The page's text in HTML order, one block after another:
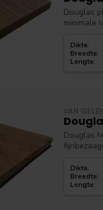
Douglas
minimale
Dikte:
Breedte:
Lengte:
VAN
Douglas
Dikte:
Breedte:
Lengte: